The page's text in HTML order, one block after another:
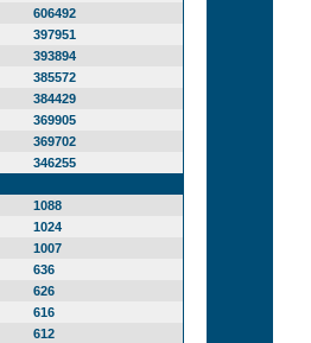
606492
397951
393894
385572
384429
369905
369702
346255
1088
1024
1007
636
626
616
612